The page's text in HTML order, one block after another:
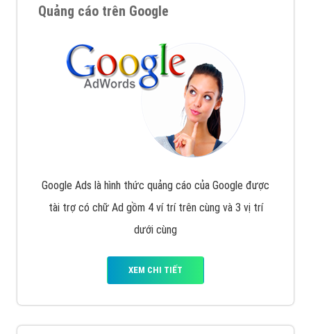
Quảng cáo trên Google
Google Ads là hình thức quảng cáo của Google được
tài trợ có chữ Ad gồm 4 ví trí trên cùng và 3 vị trí
dưới cùng
XEM CHI TIẾT